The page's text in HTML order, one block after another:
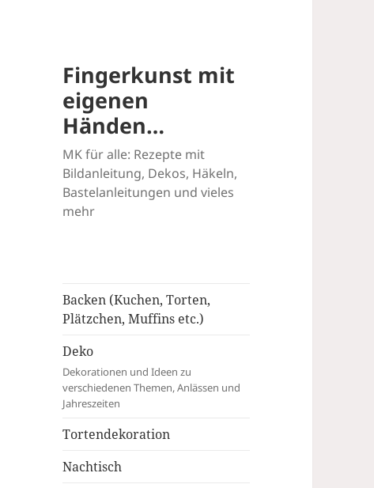
Fingerkunst mit
eigenen
Händen…
MK für alle: Rezepte mit
Bildanleitung, Dekos, Häkeln,
Bastelanleitungen und vieles
mehr
Backen (Kuchen, Torten,
Plätzchen, Muffins etc.)
Deko
Dekorationen und Ideen zu
verschiedenen Themen, Anlässen und
Jahreszeiten
Tortendekoration
Nachtisch